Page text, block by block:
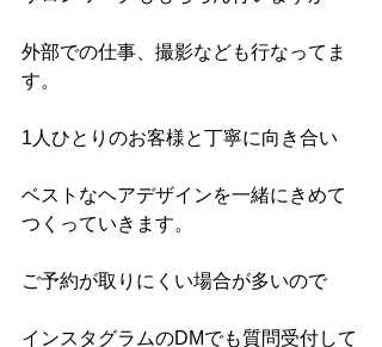
外部での仕事、撮影なども行なってま
す。
1人ひとりのお客様と丁寧に向き合い
ベストなヘアデザインを一緒にきめて
つくっていきます。
ご予約が取りにくい場合が多いので
インスタグラムのDMでも質問受付して